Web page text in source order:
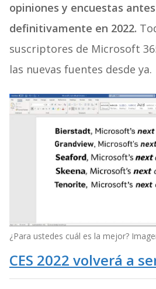
opiniones y encuestas
definitivamente en 2022.
suscriptores de Microsoft
las nuevas fuentes desde ya.
¿Para ustedes cuál es la mejor?
CES 2022 volverá a